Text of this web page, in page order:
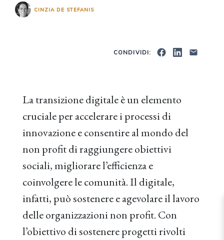
CINZIA DE STEFANIS
CONDIVIDI:
La transizione digitale è un elemento
cruciale per accelerare i processi di
innovazione e consentire al mondo del
non profit di raggiungere obiettivi
sociali, migliorare l’efficienza e
coinvolgere le comunità. Il digitale,
infatti, può sostenere e agevolare il lavoro
delle organizzazioni non profit. Con
l’obiettivo di sostenere progetti rivolti